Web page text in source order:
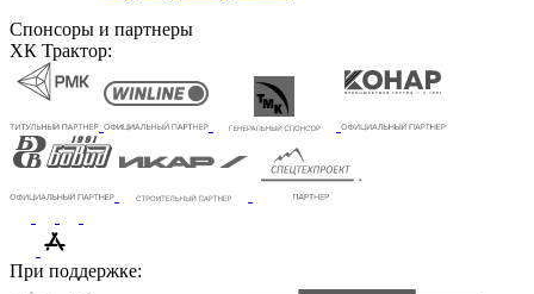
Спонсоры и партнеры
ХК Трактор:
При поддержке: